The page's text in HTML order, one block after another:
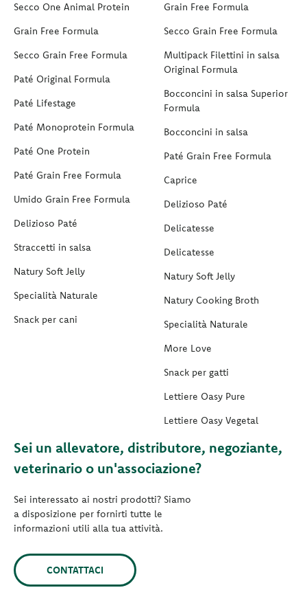
Secco One Animal Protein
Grain Free Formula
Secco Grain Free Formula
Paté Original Formula
Paté Lifestage
Paté Monoprotein Formula
Paté One Protein
Paté Grain Free Formula
Umido Grain Free Formula
Delizioso Paté
Straccetti in salsa
Natury Soft Jelly
Specialità Naturale
Snack per cani
Grain Free Formula
Secco Grain Free Formula
Multipack Filettini in salsa
Original Formula
Bocconcini in salsa Superior
Formula
Bocconcini in salsa
Paté Grain Free Formula
Caprice
Delizioso Paté
Delicatesse
Delicatesse
Natury Soft Jelly
Natury Cooking Broth
Specialità Naturale
More Love
Snack per gatti
Lettiere Oasy Pure
Lettiere Oasy Vegetal
Sei un allevatore, distributore, negoziante,
veterinario o un'associazione?
Sei interessato ai nostri prodotti? Siamo
a disposizione per fornirti tutte le
informazioni utili alla tua attività.
CONTATTACI